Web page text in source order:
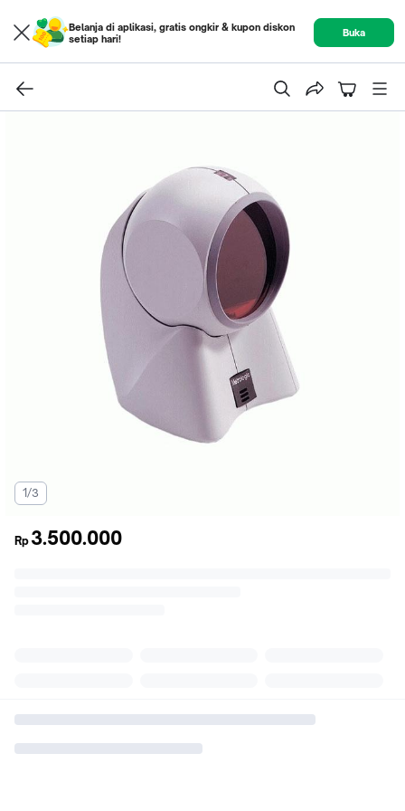
Belanja di aplikasi, gratis ongkir & kupon diskon
setiap hari!
Buka
1/3
Rp 3.500.000